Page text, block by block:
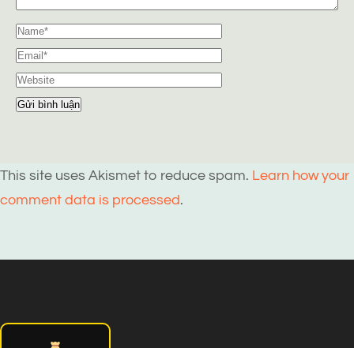
This site uses Akismet to reduce spam. Learn how your
comment data is processed.